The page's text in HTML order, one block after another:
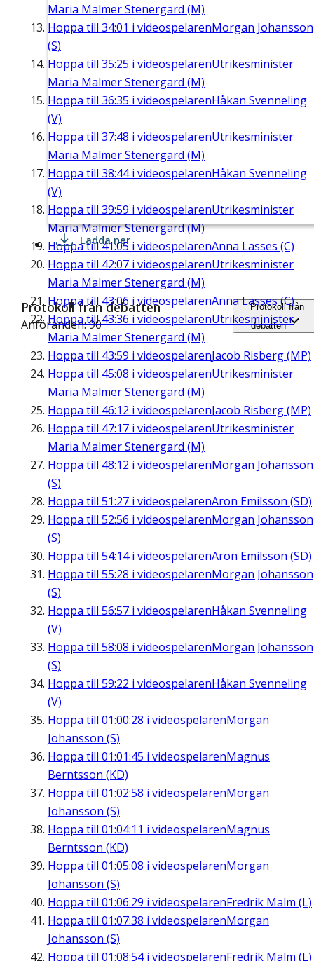
Maria Malmer Stenergard (M)
Hoppa till 34:01 i videospelarenMorgan Johansson
(S)
Hoppa till 35:25 i videospelarenUtrikesminister
Maria Malmer Stenergard (M)
Hoppa till 36:35 i videospelarenHåkan Svenneling
(V)
Hoppa till 37:48 i videospelarenUtrikesminister
Maria Malmer Stenergard (M)
Hoppa till 38:44i videospelarenHåkan Svenneling
(V)
Hoppa till 39:59 i videospelarenUtrikesminister
Maria Malmer Stenergard (M)
Hoppa till41:05 i videospelarenAnna Lasses (C)
Hoppa till 42:07 i videospelarenUtrikesminister
Maria Malmer Stenergard (M)
Hoppa till 43:06 i videospelarenAnna Lasses (C)
Hoppa till43:36 i videospelarenUtrikesminister
Maria Malmer Stenergard (M)
Hoppa till 43:59 i videospelarenJacob Risberg (MP)
Hoppa till 45:08 i videospelarenUtrikesminister
Maria Malmer Stenergard (M)
Hoppa till 46:12 i videospelarenJacob Risberg (MP)
Hoppa till 47:17 i videospelarenUtrikesminister
Maria Malmer Stenergard (M)
Hoppa till 48:12 i videospelarenMorgan Johansson
(S)
Hoppa till 51:27 i videospelarenAron Emilsson (SD)
Hoppa till 52:56 i videospelarenMorgan Johansson
(S)
Hoppa till 54:14i videospelarenAron Emilsson (SD)
Hoppa till 55:28 i videospelarenMorgan Johansson
(S)
Hoppa till 56:57 i videospelarenHåkan Svenneling
(V)
Hoppa till 58:08 i videospelarenMorgan Johansson
(S)
Hoppa till 59:22 i videospelarenHåkan Svenneling
(V)
Hoppa till 01:00:28 i videospelarenMorgan
Johansson (S)
Hoppa till 01:01:45 i videospelarenMagnus
Berntsson (KD)
Hoppa till 01:02:58 i videospelarenMorgan
Johansson (S)
Hoppa till 01:04:11 i videospelarenMagnus
Berntsson (KD)
Hoppa till 01:05:08 i videospelarenMorgan
Johansson (S)
Hoppa till 01:06:29 i videospelarenFredrik Malm (L)
Hoppa till 01:07:38 i videospelarenMorgan
Johansson (S)
Hoppa till 01:08:54i videospelarenFredrik Malm (L)
Ladda ner
Protokoll från debatten
Anföranden: 90
Protokoll från
debatten